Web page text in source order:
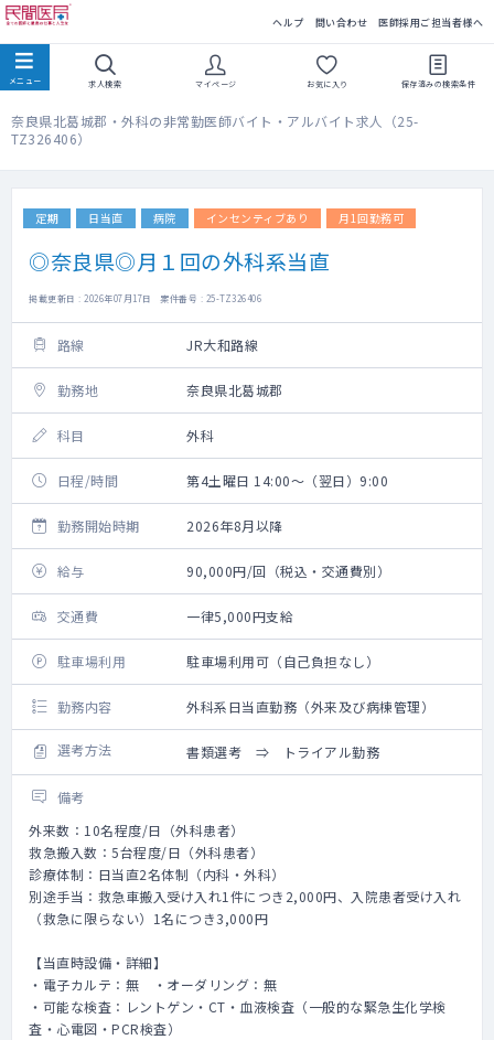
ヘルプ 問い合わせ 医師採用ご担当者様へ
求人検索 マイページ お気に入り 保存済みの検索条件
奈良県北葛城郡・外科の非常勤医師バイト・アルバイト求人（25-
TZ326406）
定期 日当直 病院 インセンティブあり 月1回勤務可
◎奈良県◎月１回の外科系当直
掲載更新日 : 2026年07月17日 案件番号 : 25-TZ326406
路線 JR大和路線
勤務地 奈良県北葛城郡
科目 外科
日程/時間 第4土曜日 14:00～（翌日）9:00
勤務開始時期 2026年8月以降
給与 90,000円/回（税込・交通費別）
交通費 一律5,000円支給
駐車場利用 駐車場利用可（自己負担なし）
勤務内容 外科系日当直勤務（外来及び病棟管理）
選考方法 書類選考 ⇒ トライアル勤務
備考
外来数：10名程度/日（外科患者）
救急搬入数：5台程度/日（外科患者）
診療体制：日当直2名体制（内科・外科）
別途手当：救急車搬入受け入れ1件につき2,000円、入院患者受け入れ
（救急に限らない）1名につき3,000円
【当直時設備・詳細】
・電子カルテ：無 ・オーダリング：無
・可能な検査：レントゲン・CT・血液検査（一般的な緊急生化学検
査・心電図・PCR検査）